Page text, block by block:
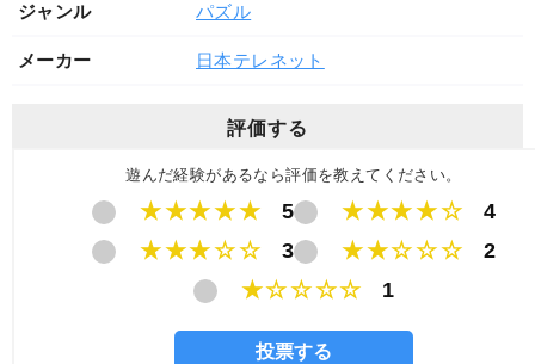
ジャンル パズル
メーカー 日本テレネット
評価する
遊んだ経験があるなら評価を教えてください。
★★★★★ 5 ★★★★☆
4
★★★☆☆
3 ★★☆☆☆
2
★☆☆☆☆
1